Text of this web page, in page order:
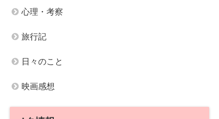
心理・考察
旅行記
日々のこと
映画感想